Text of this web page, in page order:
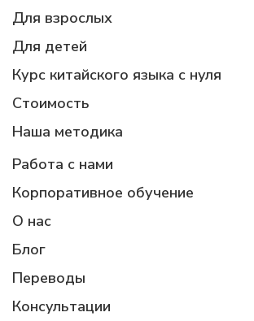
Для взрослых
Для детей
Курс китайского языка с нуля
Стоимость
Наша методика
Работа с нами
Корпоративное обучение
О нас
Блог
Переводы
Консультации